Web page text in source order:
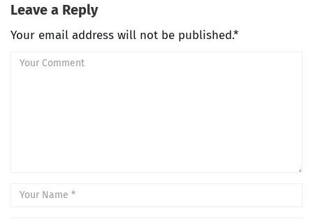
Leave a Reply
Your email address will not be published.*